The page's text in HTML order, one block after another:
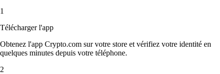
1
Télécharger l'app
Obtenez l'app Crypto.com sur votre store et vérifiez votre identité en
quelques minutes depuis votre téléphone.
2